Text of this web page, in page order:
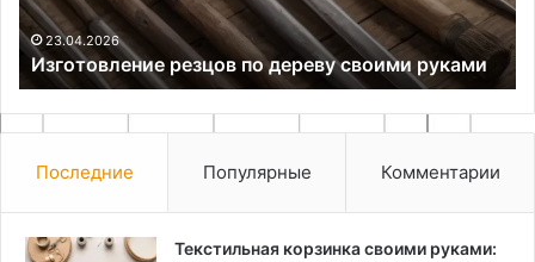
04.05.2026
Выбор элементной базы для автомобильного
спецсигнала
Последние Популярные Комментарии
Текстильная корзинка своими руками: